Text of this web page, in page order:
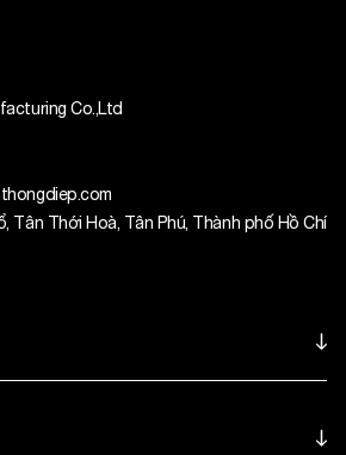
Co.,Ltd
Tân Thới Hoà, Tân Phú, Thành phố Hồ Chí